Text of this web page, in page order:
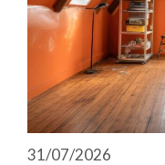
31/07/2026